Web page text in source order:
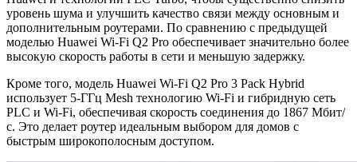
уровень шума и улучшить качество связи между основным и
дополнительным роутерами. По сравнению с предыдущей
моделью Huawei Wi-Fi Q2 Pro обеспечивает значительно более
высокую скорость работы в сети и меньшую задержку.
Кроме того, модель Huawei Wi-Fi Q2 Pro 3 Pack Hybrid
использует 5-ГГц Mesh технологию Wi-Fi и гибридную сеть
PLC и Wi-Fi, обеспечивая скорость соединения до 1867 Мбит/
с. Это делает роутер идеальным выбором для домов с
быстрым широкополосным доступом.